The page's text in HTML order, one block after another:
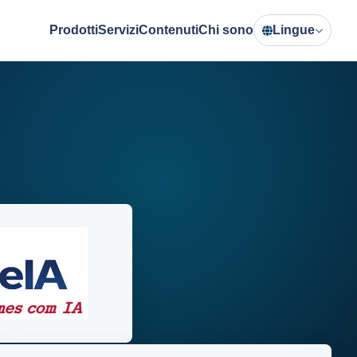
ProdottiServiziContenutiChi sono Lingue